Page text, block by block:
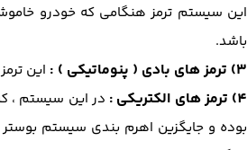
این سیستم ترمز هنگامی که خودرو
باشد.
3) ترمز های بادی ( پنوماتیکی ) : این
4) ترمز های الکتریکی : در این سیستم ،
بوده و جایگزین اهرم بندی سیستم